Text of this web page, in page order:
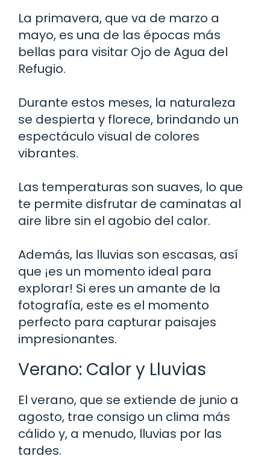
La primavera, que va de marzo a
mayo, es una de las épocas más
bellas para visitar Ojo de Agua del
Refugio.
Durante estos meses, la naturaleza
se despierta y florece, brindando un
espectáculo visual de colores
vibrantes.
Las temperaturas son suaves, lo que
te permite disfrutar de caminatas al
aire libre sin el agobio del calor.
Además, las lluvias son escasas, así
que ¡es un momento ideal para
explorar! Si eres un amante de la
fotografía, este es el momento
perfecto para capturar paisajes
impresionantes.
Verano: Calor y Lluvias
El verano, que se extiende de junio a
agosto, trae consigo un clima más
cálido y, a menudo, lluvias por las
tardes.